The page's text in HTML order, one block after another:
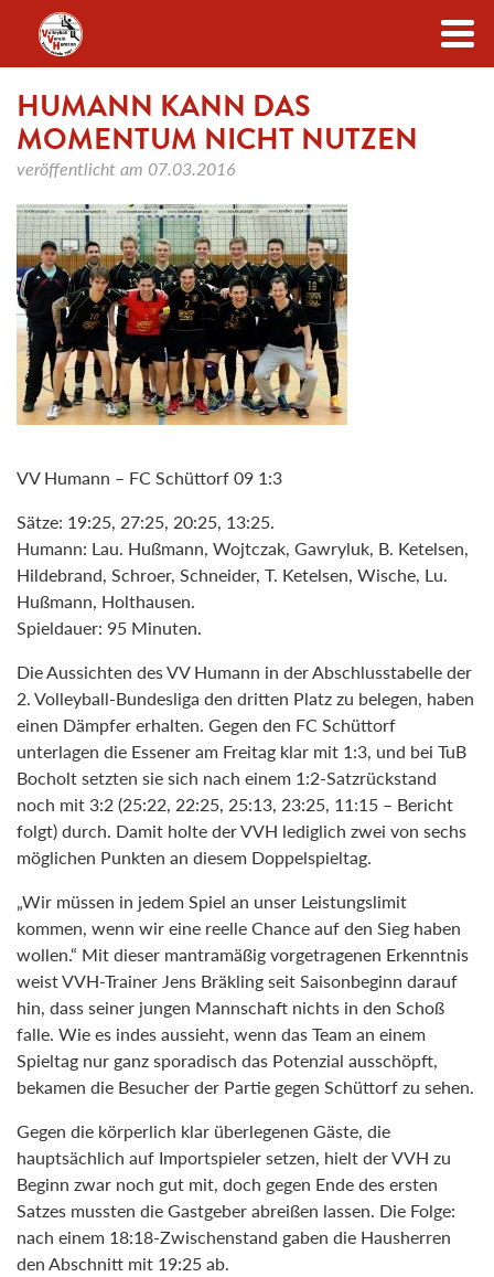
Zum Inhalt
HUMANN KANN DAS
MOMENTUM NICHT NUTZEN
veröffentlicht am 07.03.2016
VV Humann – FC Schüttorf 09 1:3
Sätze: 19:25, 27:25, 20:25, 13:25.
Humann: Lau. Hußmann, Wojtczak, Gawryluk, B. Ketelsen,
Hildebrand, Schroer, Schneider, T. Ketelsen, Wische, Lu.
Hußmann, Holthausen.
Spieldauer: 95 Minuten.
Die Aussichten des VV Humann in der Abschlusstabelle der
2. Volleyball-Bundesliga den dritten Platz zu belegen, haben
einen Dämpfer erhalten. Gegen den FC Schüttorf
unterlagen die Essener am Freitag klar mit 1:3, und bei TuB
Bocholt setzten sie sich nach einem 1:2-Satzrückstand
noch mit 3:2 (25:22, 22:25, 25:13, 23:25, 11:15 – Bericht
folgt) durch. Damit holte der VVH lediglich zwei von sechs
möglichen Punkten an diesem Doppelspieltag.
„Wir müssen in jedem Spiel an unser Leistungslimit
kommen, wenn wir eine reelle Chance auf den Sieg haben
wollen.“ Mit dieser mantramäßig vorgetragenen Erkenntnis
weist VVH-Trainer Jens Bräkling seit Saisonbeginn darauf
hin, dass seiner jungen Mannschaft nichts in den Schoß
falle. Wie es indes aussieht, wenn das Team an einem
Spieltag nur ganz sporadisch das Potenzial ausschöpft,
bekamen die Besucher der Partie gegen Schüttorf zu sehen.
Gegen die körperlich klar überlegenen Gäste, die
hauptsächlich auf Importspieler setzen, hielt der VVH zu
Beginn zwar noch gut mit, doch gegen Ende des ersten
Satzes mussten die Gastgeber abreißen lassen. Die Folge:
nach einem 18:18-Zwischenstand gaben die Hausherren
den Abschnitt mit 19:25 ab.